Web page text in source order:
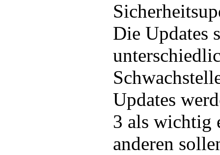
Die Updates
Updates
3 als wichtig
anderen